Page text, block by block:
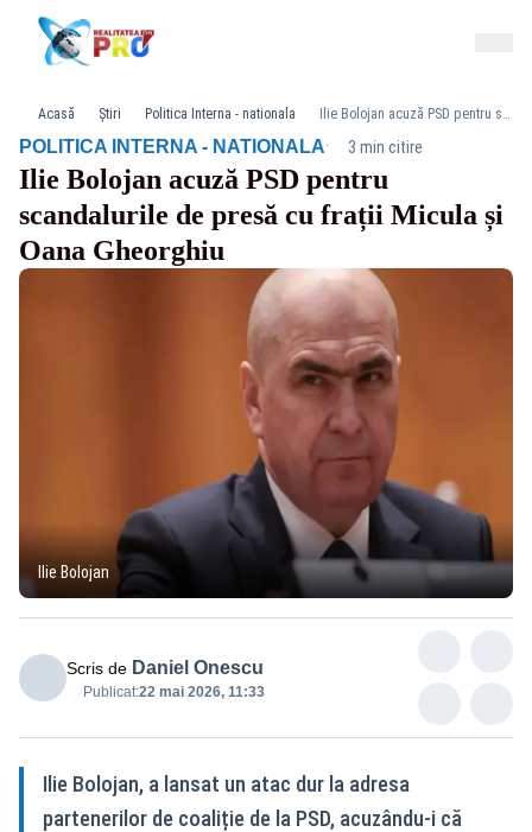
Acasă Știri Politica Interna - nationala Ilie Bolojan acuză PSD pentru scandalurile de presă cu frații Micula și Oana Gheorghiu
POLITICA INTERNA - NATIONALA· 3 min citire
Ilie Bolojan acuză PSD pentru
scandalurile de presă cu frații Micula și
Oana Gheorghiu
Ilie Bolojan
Scris de Daniel Onescu
Publicat:22 mai 2026, 11:33
Ilie Bolojan, a lansat un atac dur la adresa
partenerilor de coaliție de la PSD, acuzându-i că